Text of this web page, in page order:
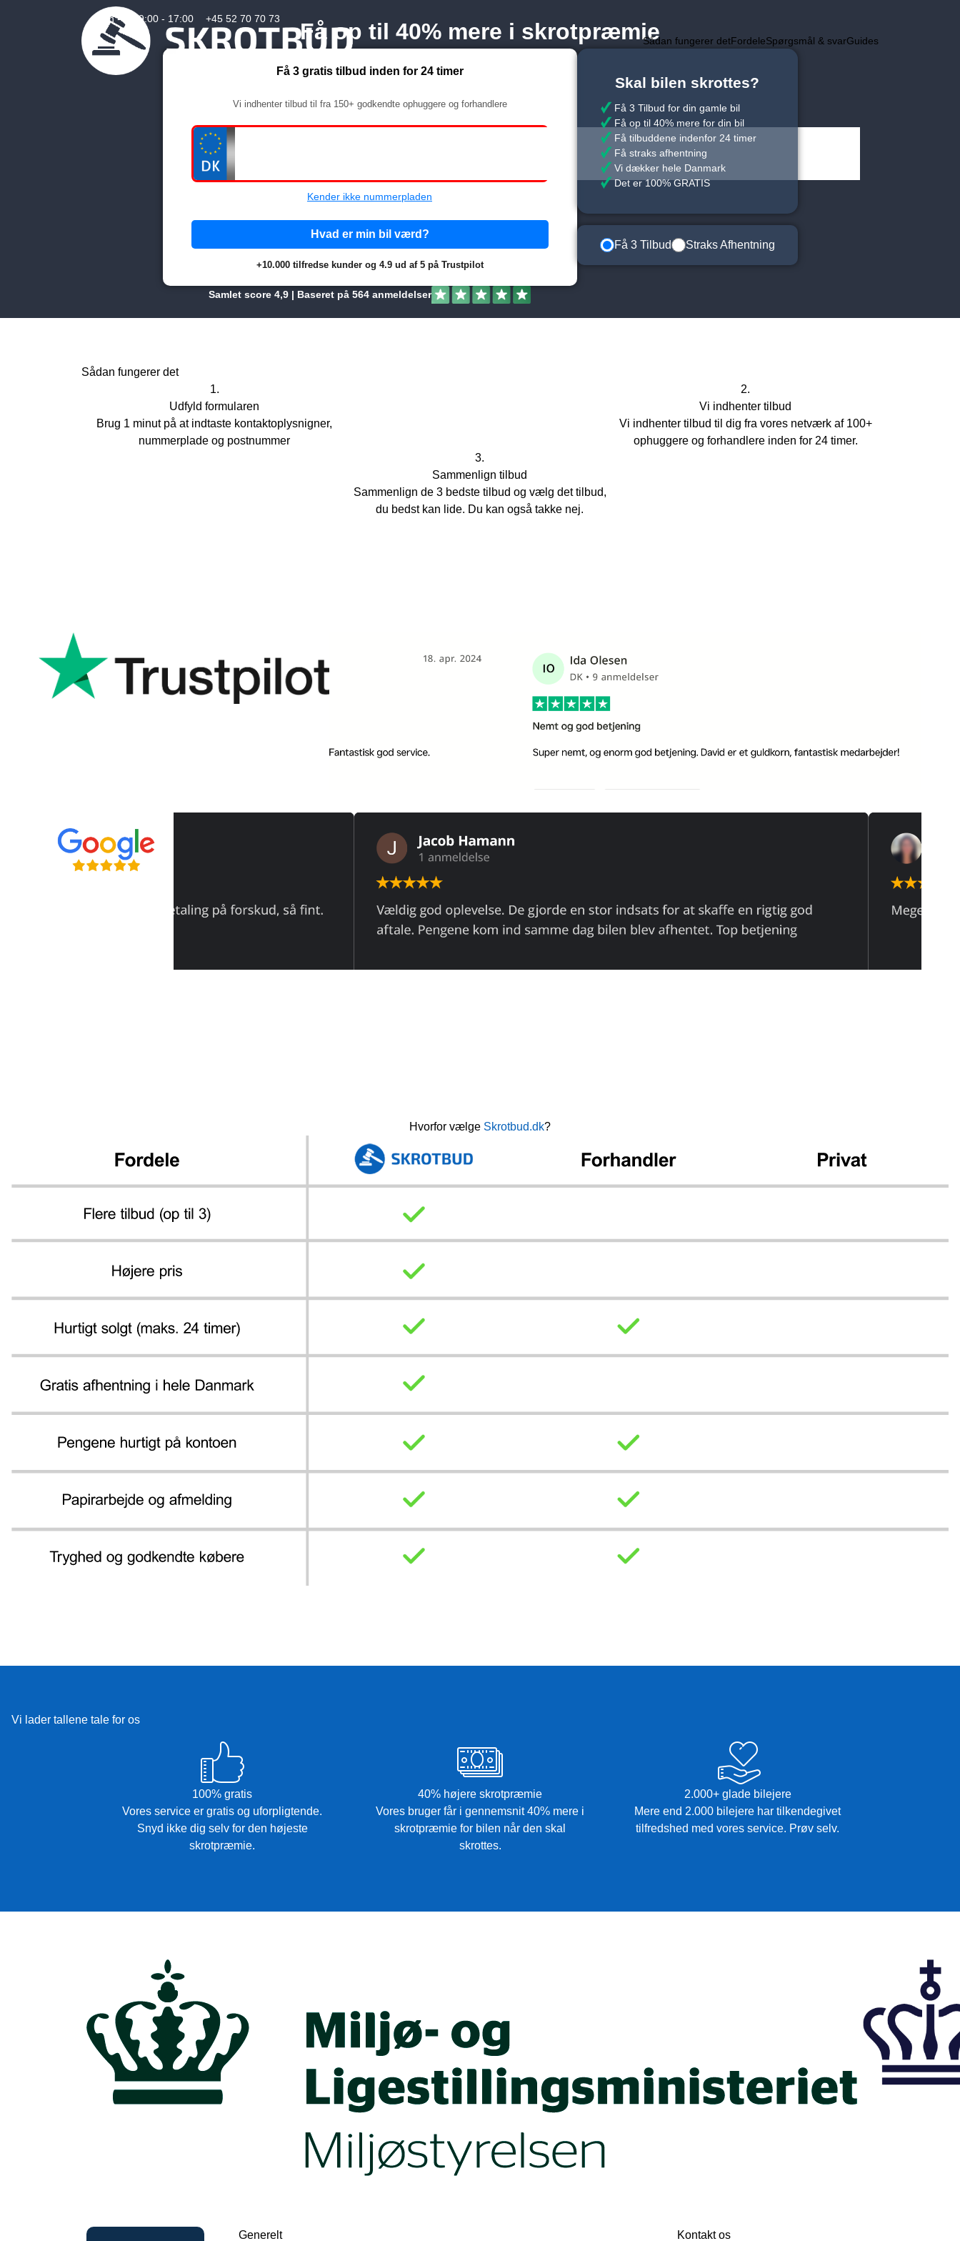
Man - fre:9:00 - 17:00
+45 52 70 70 73
Sådan fungerer detFordeleSpørgsmål & svarGuides
Få op til 40% mere i skrotpræmie
Få 3 gratis tilbud inden for 24 timer
Vi indhenter tilbud til fra 150+ godkendte ophuggere og forhandlere
Kender ikke nummerpladen
Hvad er min bil værd?
+10.000 tilfredse kunder og 4.9 ud af 5 på Trustpilot
Samlet score 4,9 | Baseret på 564 anmeldelser
Skal bilen skrottes?
Få 3 Tilbud for din gamle bil
Få op til 40% mere for din bil
Få tilbuddene indenfor 24 timer
Få straks afhentning
Vi dækker hele Danmark
Det er 100% GRATIS
Få 3 Tilbud Straks Afhentning
Sådan fungerer det
1.
Udfyld formularen
Brug 1 minut på at indtaste kontaktoplysnigner,
nummerplade og postnummer
2.
Vi indhenter tilbud
Vi indhenter tilbud til dig fra vores netværk af 100+
ophuggere og forhandlere inden for 24 timer.
3.
Sammenlign tilbud
Sammenlign de 3 bedste tilbud og vælg det tilbud,
du bedst kan lide. Du kan også takke nej.
Hvorfor vælge Skrotbud.dk?
Vi lader tallene tale for os
100% gratis
Vores service er gratis og uforpligtende.
Snyd ikke dig selv for den højeste
skrotpræmie.
40% højere skrotpræmie
Vores bruger får i gennemsnit 40% mere i
skrotpræmie for bilen når den skal
skrottes.
2.000+ glade bilejere
Mere end 2.000 bilejere har tilkendegivet
tilfredshed med vores service. Prøv selv.
Generelt
Kontakt os